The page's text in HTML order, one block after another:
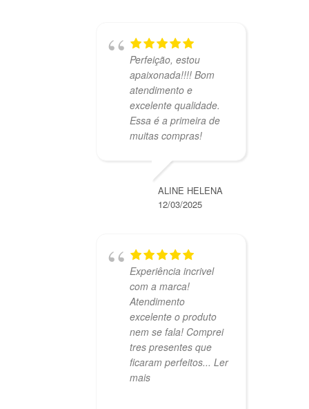
Perfeição, estou
apaixonada!!!! Bom
atendimento e
excelente qualidade.
Essa é a primeira de
muitas compras!
ALINE HELENA
12/03/2025
Experiência incrivel
com a marca!
Atendimento
excelente o produto
nem se fala! Comprei
tres presentes que
ficaram perfeitos... Ler
mais